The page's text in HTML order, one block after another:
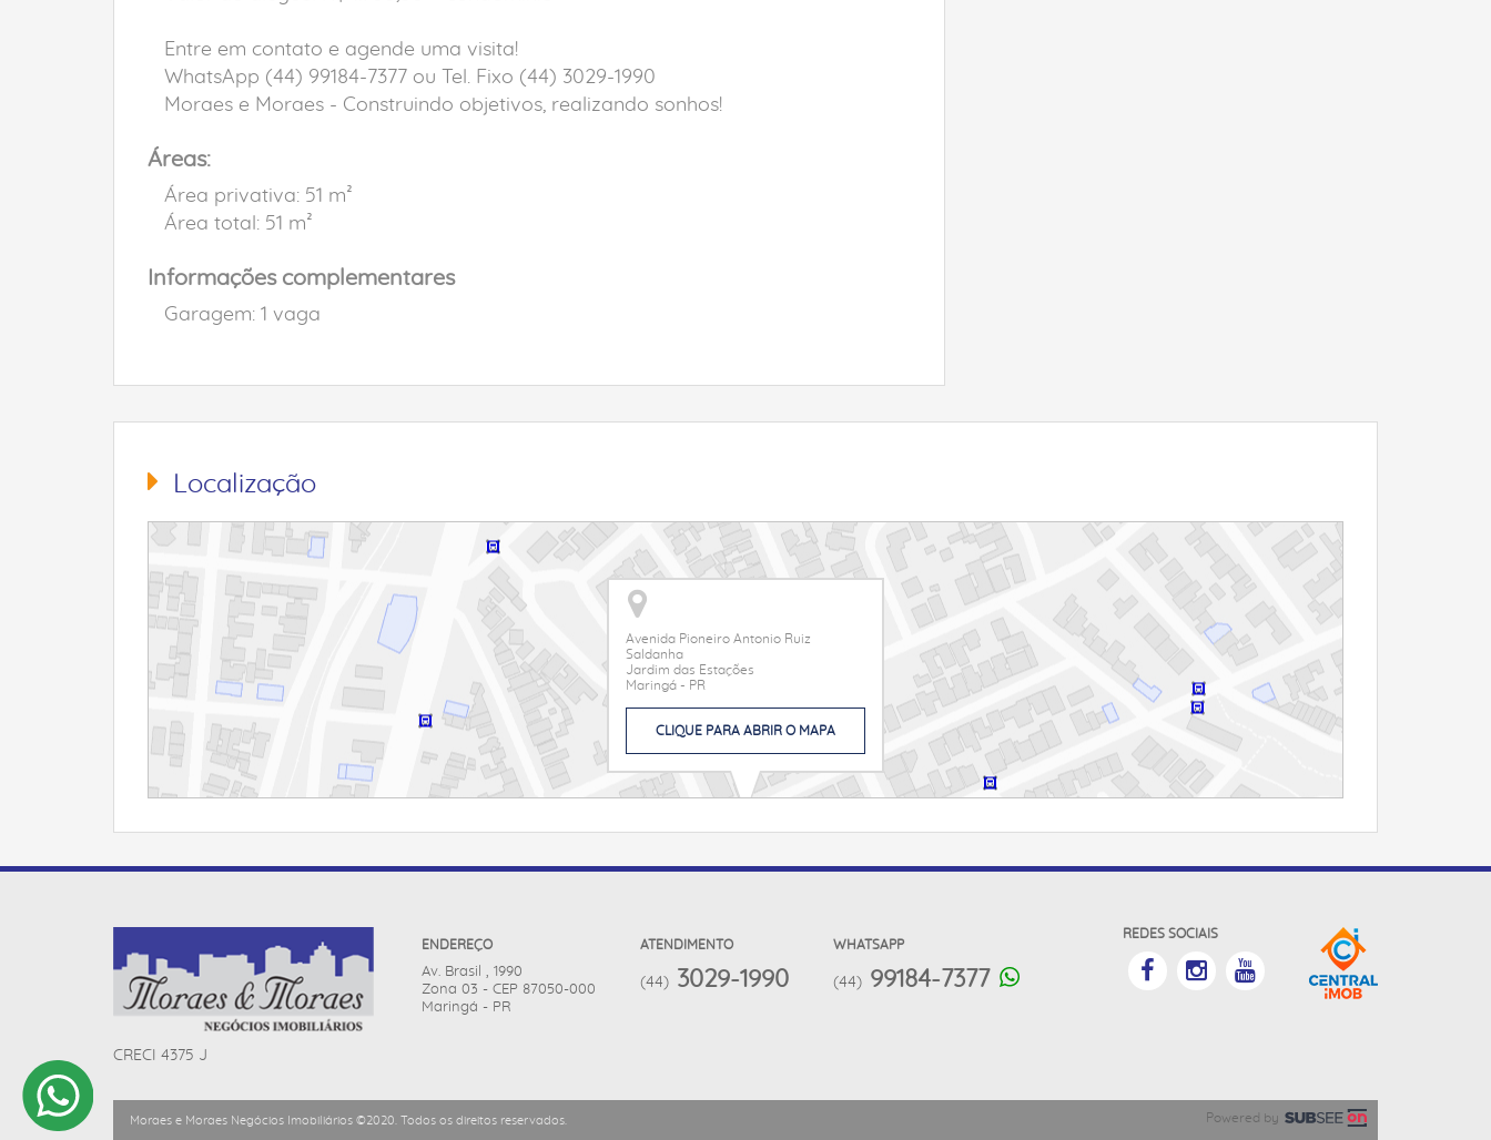
Entre em contato e agende uma visita!
WhatsApp (44) 99184-7377 ou Tel. Fixo (44) 3029-1990
Moraes e Moraes - Construindo objetivos, realizando sonhos!
Áreas:
Área privativa: 51 m²
Área total: 51 m²
Informações complementares
Garagem: 1 vaga
Localização
Avenida Pioneiro Antonio Ruiz
Saldanha
Jardim das Estações
Maringá - PR
CLIQUE PARA ABRIR O MAPA
CRECI 4375 J
ENDEREÇO
Av. Brasil , 1990
Zona 03 - CEP 87050-000
Maringá - PR
ATENDIMENTO
(44) 3029-1990
WHATSAPP
(44) 99184-7377
REDES SOCIAIS
Moraes e Moraes Negócios Imobiliários ©2020. Todos os direitos reservados. Powered by